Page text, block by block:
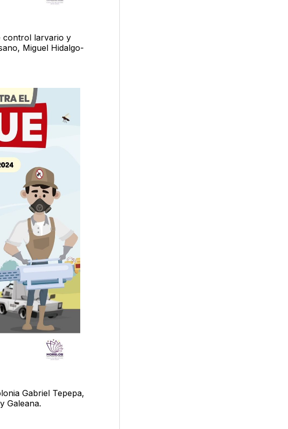
control larvario y
Miguel Hidalgo-
Gabriel Tepepa,
Galeana.